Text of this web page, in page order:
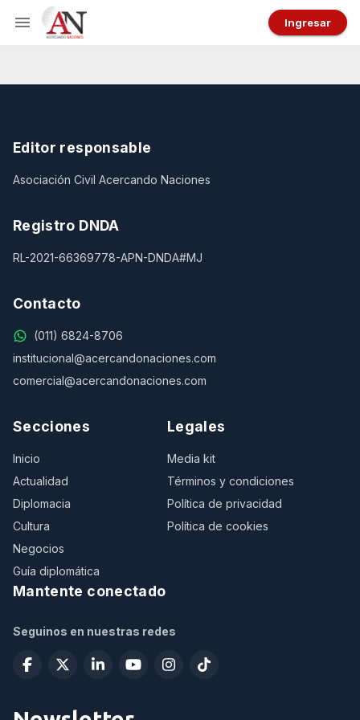
Ingresar
Editor responsable
Asociación Civil Acercando Naciones
Registro DNDA
RL-2021-66369778-APN-DNDA#MJ
Contacto
(011) 6824-8706
institucional@acercandonaciones.com
comercial@acercandonaciones.com
Secciones
Inicio
Actualidad
Diplomacia
Cultura
Negocios
Guía diplomática
Legales
Media kit
Términos y condiciones
Política de privacidad
Política de cookies
Mantente conectado
Seguinos en nuestras redes